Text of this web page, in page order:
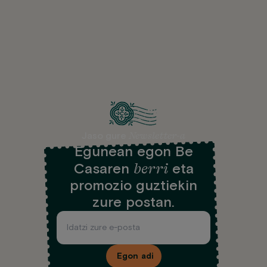
Egunean egon Be
Casaren berrieta
promozio guztiekin
zure postan.
Egon adi